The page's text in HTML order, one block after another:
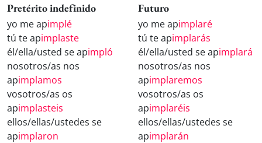
Pretérito indefinido
yo me apimplé
tú te apimplaste
él/ella/usted se apimpló
nosotros/as nos
apimplamos
vosotros/as os
apimplasteis
ellos/ellas/ustedes se
apimplaron
Futuro
yo me apimplaré
tú te apimplarás
él/ella/usted se apimplará
nosotros/as nos
apimplaremos
vosotros/as os
apimplaréis
ellos/ellas/ustedes se
apimplarán